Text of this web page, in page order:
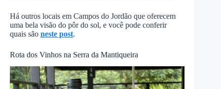
Há outros locais em Campos do Jordão que oferecem
uma bela visão do pôr do sol, e você pode conferir
quais são neste post.
Rota dos Vinhos na Serra da Mantiqueira